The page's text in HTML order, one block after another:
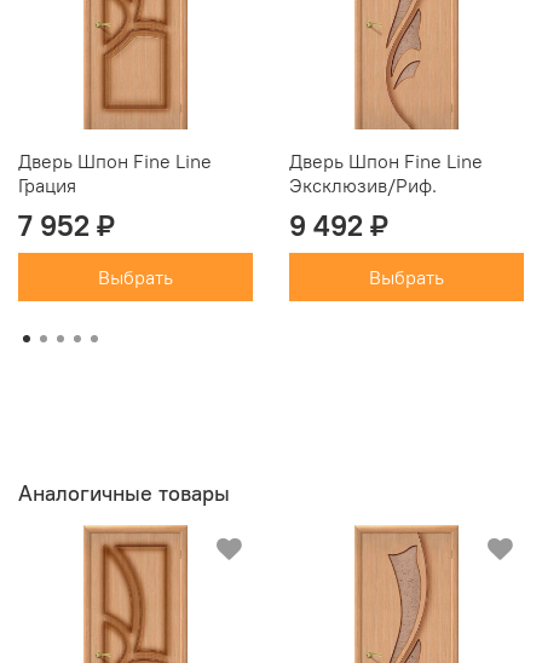
Дверь Шпон Fine Line
Грация
7 952 ₽
Выбрать
Дверь Шпон Fine Line
Эксклюзив/Риф.
9 492 ₽
Выбрать
Аналогичные товары